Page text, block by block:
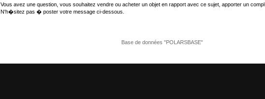
Vous avez une question, vous souhaitez vendre ou acheter un objet en rapport avec ce sujet, apporter un
N'h�sitez pas � poster votre message ci-dessous.
Base de données "POLARSBASE"